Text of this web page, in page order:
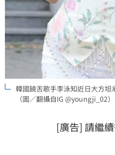
韓國饒舌歌手李泳知近日大方坦
（圖／翻攝自IG @youngji_02）
[廣告] 請繼